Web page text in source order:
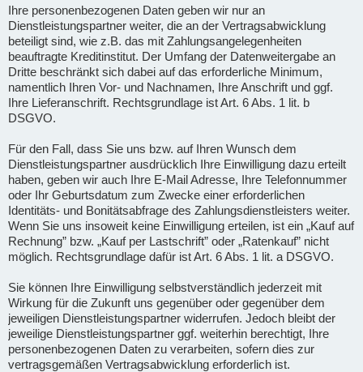
Ihre personenbezogenen Daten geben wir nur an
Dienstleistungspartner weiter, die an der Vertragsabwicklung
beteiligt sind, wie z.B. das mit Zahlungsangelegenheiten
beauftragte Kreditinstitut. Der Umfang der Datenweitergabe an
Dritte beschränkt sich dabei auf das erforderliche Minimum,
namentlich Ihren Vor- und Nachnamen, Ihre Anschrift und ggf.
Ihre Lieferanschrift. Rechtsgrundlage ist Art. 6 Abs. 1 lit. b
DSGVO.
Für den Fall, dass Sie uns bzw. auf Ihren Wunsch dem
Dienstleistungspartner ausdrücklich Ihre Einwilligung dazu erteilt
haben, geben wir auch Ihre E-Mail Adresse, Ihre Telefonnummer
oder Ihr Geburtsdatum zum Zwecke einer erforderlichen
Identitäts- und Bonitätsabfrage des Zahlungsdienstleisters weiter.
Wenn Sie uns insoweit keine Einwilligung erteilen, ist ein „Kauf auf
Rechnung” bzw. „Kauf per Lastschrift” oder „Ratenkauf” nicht
möglich. Rechtsgrundlage dafür ist Art. 6 Abs. 1 lit. a DSGVO.
Sie können Ihre Einwilligung selbstverständlich jederzeit mit
Wirkung für die Zukunft uns gegenüber oder gegenüber dem
jeweiligen Dienstleistungspartner widerrufen. Jedoch bleibt der
jeweilige Dienstleistungspartner ggf. weiterhin berechtigt, Ihre
personenbezogenen Daten zu verarbeiten, sofern dies zur
vertragsgemäßen Vertragsabwicklung erforderlich ist.